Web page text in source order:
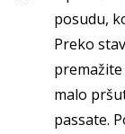
posudu,
Preko
malo
passate.